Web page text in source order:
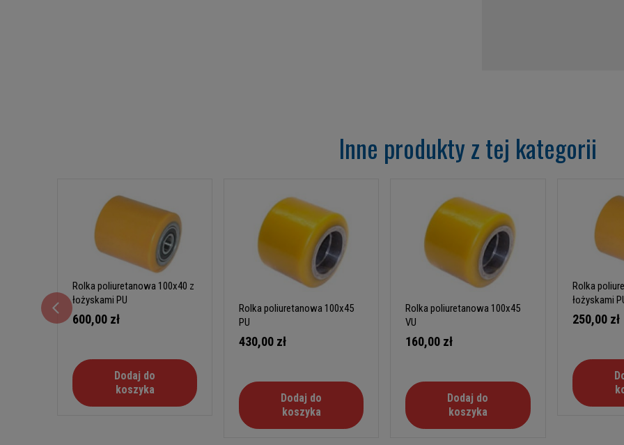
Inne produkty z tej kategorii
Rolka poliuretanowa 100x40 z
łożyskami PU
600,00 zł
Dodaj do
koszyka
Rolka poliuretanowa 100x45
PU
430,00 zł
Dodaj do
koszyka
Rolka poliuretanowa 100x45
VU
160,00 zł
Dodaj do
koszyka
Rolka
łożyskami
250,00 zł